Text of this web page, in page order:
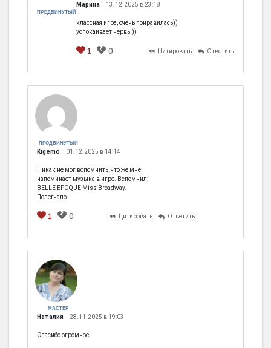
ПРОДВИНУТЫЙ
Марина 13.12.2025 в 23:18
классная игра, очень понравилась))
успокаивает нервы))
1 0 Цитировать Ответить
ПРОДВИНУТЫЙ
Kigemo 01.12.2025 в 14:14
Никак не мог вспомнить, что же мне
напоминает музыка в игре. Вспомнил:
BELLE EPOQUE Miss Broadway.
Полегчало.
1 0 Цитировать Ответить
МАСТЕР
Наталия 28.11.2025 в 19:03
Спасибо огромное!